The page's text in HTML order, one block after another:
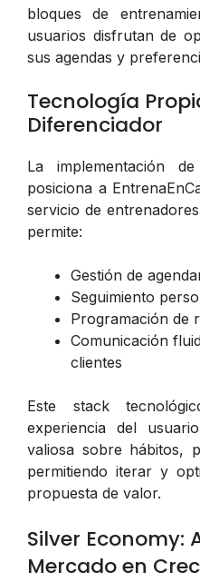
bloques de
usuarios disfrutan de
sus agendas y
Tecnología
Diferenciador
La implementación de
posiciona a
servicio de
permite:
Gestión de
Seguimiento
Programación de
Comunicación
clientes
Este stack
experiencia del
valiosa sobre hábitos,
permitiendo iterar y
propuesta de valor.
Silver Economy:
Mercado en